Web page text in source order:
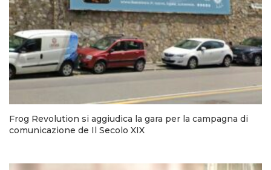
Frog Revolution si aggiudica la gara per la campagna di
comunicazione de Il Secolo XIX